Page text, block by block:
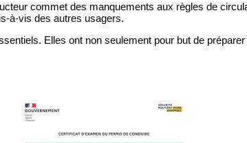
commet des manquements aux règles de
à-vis des autres usagers.
Elles ont non seulement pour but de